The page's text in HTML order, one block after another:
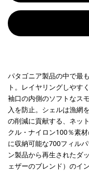
パタゴニア製品の中で最
ト。レイヤリングしやす
袖口の内側のソフトなス
入を防止。シェルは漁網
の削減に貢献する、ネッ
クル・ナイロン100％素
に収納可能な700フィル
ン製品から再生されたダ
ェザーのブレンド）のイ